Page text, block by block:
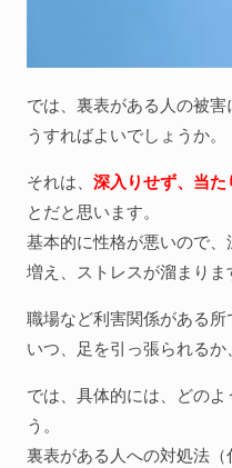
では、裏表がある人の被
うすればよいでしょうか。
それは、 深入りせず、当
とだと思います。
基本的に性格が悪いので
増え、ストレスが溜まりま
職場など利害関係がある所
いつ、足を引っ張られるか
では、具体的には、どの
う。
裏表がある人への対処法